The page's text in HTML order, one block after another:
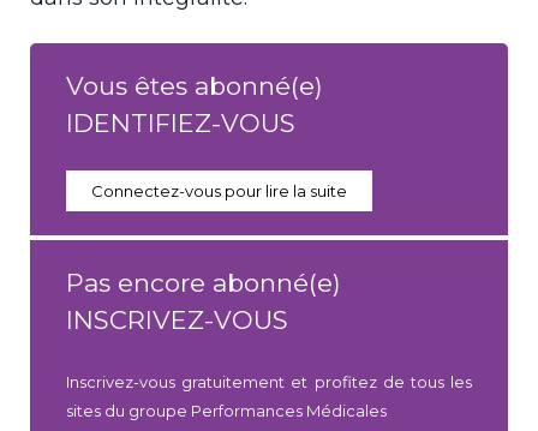
Vous êtes abonné(e)
IDENTIFIEZ-VOUS
Connectez-vous pour lire la suite
Pas encore abonné(e)
INSCRIVEZ-VOUS
Inscrivez-vous gratuitement et profitez de tous les
sites du groupe Performances Médicales